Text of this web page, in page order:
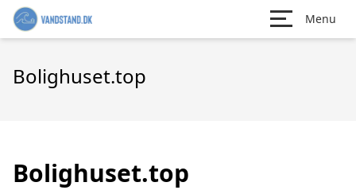
Menu
Bolighuset.top
Bolighuset.top